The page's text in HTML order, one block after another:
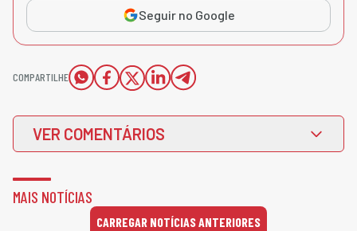
Seguir no Google
COMPARTILHE
VER COMENTÁRIOS
MAIS NOTÍCIAS
CARREGAR NOTÍCIAS ANTERIORES